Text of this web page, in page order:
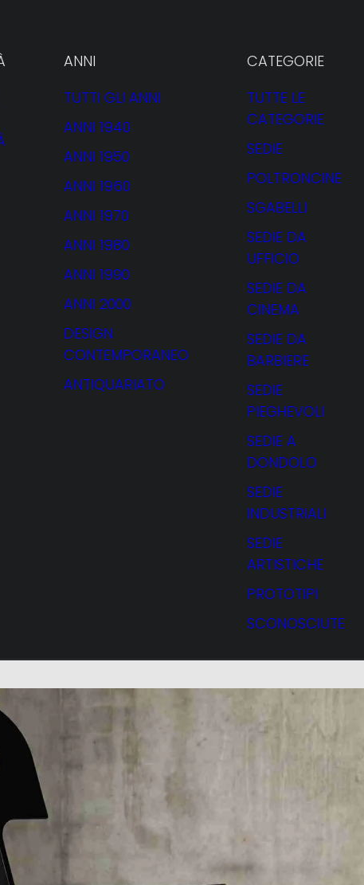
ANNI
TUTTI GLI ANNI
ANNI 1940
ANNI 1950
ANNI 1960
ANNI 1970
ANNI 1980
ANNI 1990
ANNI 2000
DESIGN
CONTEMPORANEO
ANTIQUARIATO
CATEGORIE
TUTTE LE
CATEGORIE
SEDIE
POLTRONCINE
SGABELLI
SEDIE DA
UFFICIO
SEDIE DA
CINEMA
SEDIE DA
BARBIERE
SEDIE
PIEGHEVOLI
SEDIE A
DONDOLO
SEDIE
INDUSTRIALI
SEDIE
ARTISTICHE
PROTOTIPI
SCONOSCIUTE